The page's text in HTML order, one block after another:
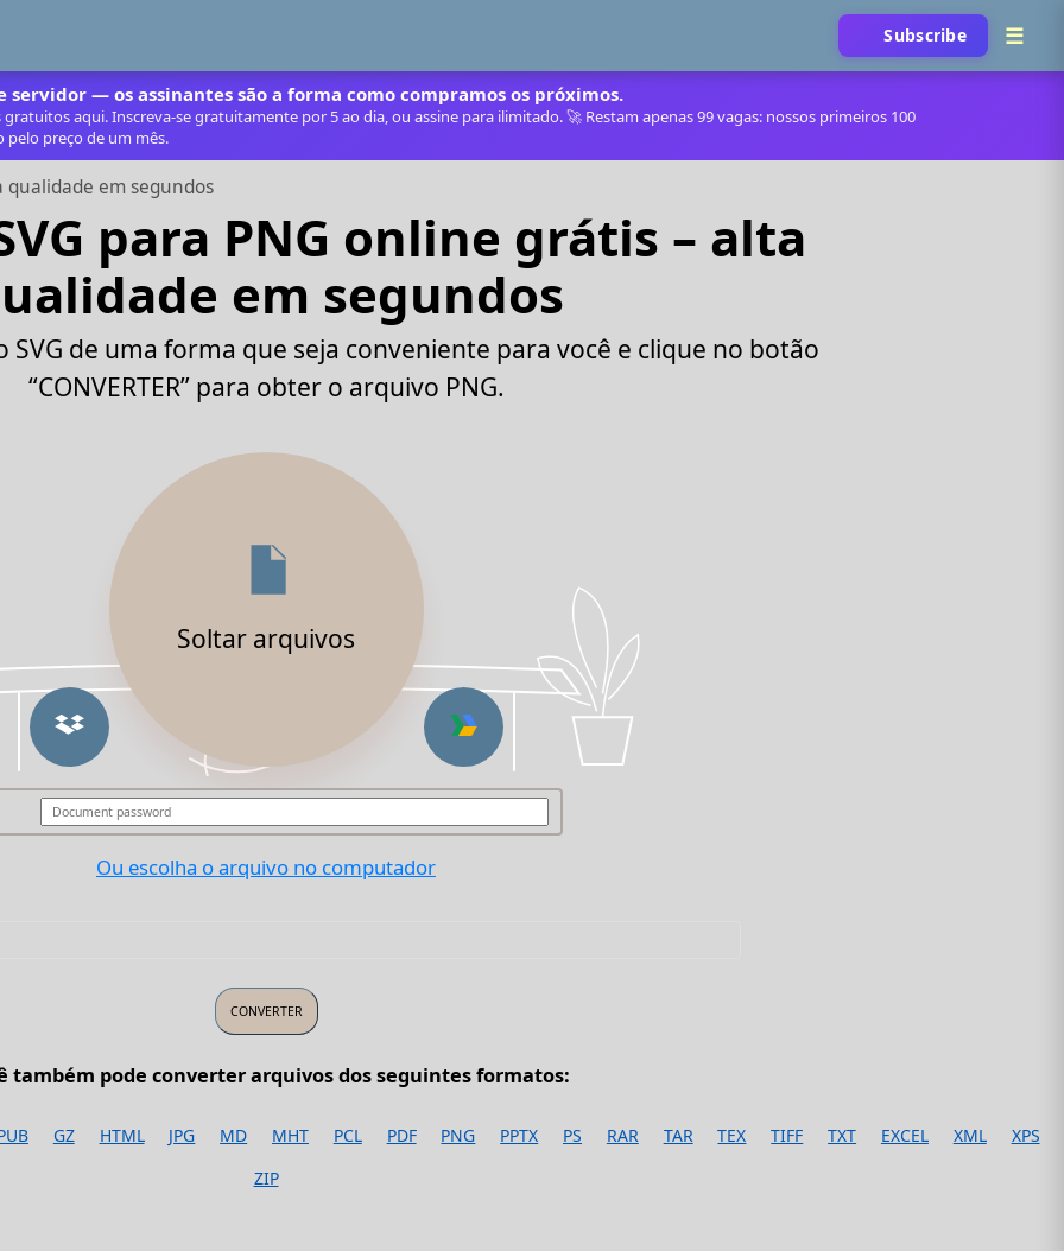
Subscribe
servidor — os assinantes são a forma como compramos os próximos.
aqui. Inscreva‑se gratuitamente por 5 ao dia, ou assine para ilimitado. 🚀 Restam apenas 99 vagas: nossos primeiros 100
pelo preço de um mês.
qualidade em segundos
para PNG online grátis – alta
em segundos
SVG de uma forma que seja conveniente para você e clique no botão
“CONVERTER” para obter o arquivo PNG.
Soltar arquivos
Ou escolha o arquivo no computador
também pode converter arquivos dos seguintes formatos:
GZ HTML JPG MD MHT PCL PDF PNG PPTX PS RAR TAR TEX TIFF TXT EXCEL XML
XPS
ZIP